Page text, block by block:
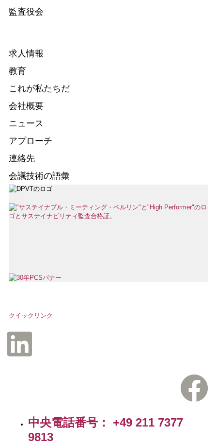
監査役会
求人情報
教育
これが私たちだ
会社概要
ニュース
アプローチ
連絡先
会議技術の語彙
クイックリンク
中央電話番号： +49 211 7377
9813